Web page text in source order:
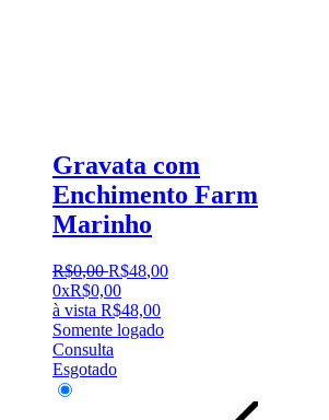
Gravata com
Enchimento Farm
Marinho
R$0,00 R$48,00
0xR$0,00
à vista R$48,00
Somente logado
Consulta
Esgotado